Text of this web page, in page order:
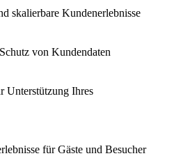
skalierbare Kundenerlebnisse
von Kundendaten
Unterstützung Ihres
für Gäste und Besucher